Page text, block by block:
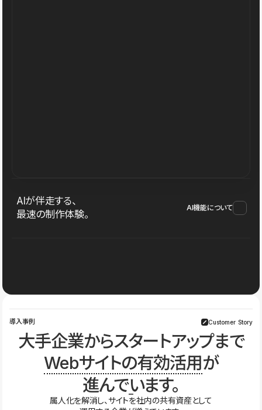
AIが伴走する、
最速の制作体験。
AI機能について
導入事例 Customer Story
大手企業からスタートアップまで
Webサイトの有効活用が
進んでいます。
属人化を解消し、サイトを社内の共有資産として